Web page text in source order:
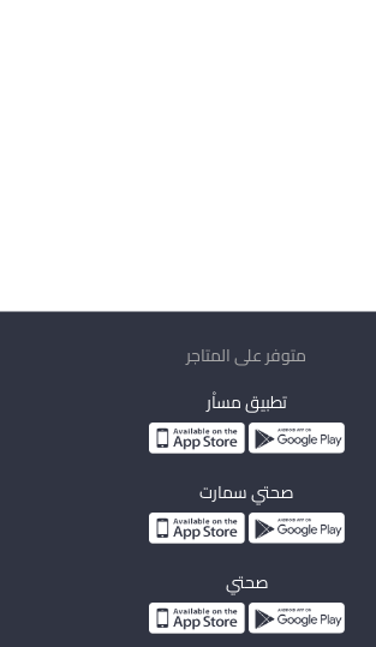
متوفر على المتاجر
تطبيق مساْر
صحتي سمارت
صحتي